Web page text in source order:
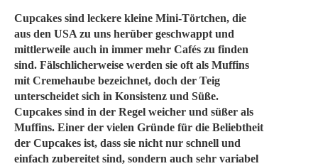
Cupcakes sind leckere kleine Mini-Törtchen, die
aus den USA zu uns herüber geschwappt und
mittlerweile auch in immer mehr Cafés zu finden
sind. Fälschlicherweise werden sie oft als Muffins
mit Cremehaube bezeichnet, doch der Teig
unterscheidet sich in Konsistenz und Süße.
Cupcakes sind in der Regel weicher und süßer als
Muffins. Einer der vielen Gründe für die Beliebtheit
der Cupcakes ist, dass sie nicht nur schnell und
einfach zubereitet sind, sondern auch sehr variabel